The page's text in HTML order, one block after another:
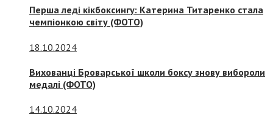
Перша леді кікбоксингу: Катерина Титаренко стала
чемпіонкою світу (ФОТО)
18.10.2024
Вихованці Броварської школи боксу знову вибороли
медалі (ФОТО)
14.10.2024